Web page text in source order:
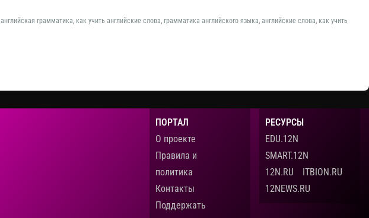
английская грамматика, как учить английские слова, грамматика английского языка, английские слова, как учить
ПОРТАЛ
О проекте
Правила и
политика
Контакты
Поддержать
РЕСУРСЫ
EDU.12N
SMART.12N
12N.RU
ITBION.RU
12NEWS.RU